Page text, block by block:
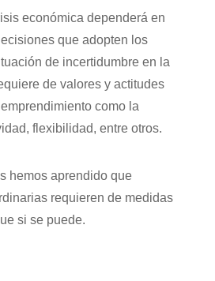
económica dependerá en
que adopten los
de incertidumbre en la
de valores y actitudes
como la
flexibilidad, entre otros.
hemos aprendido que
requieren de medidas
si se puede.